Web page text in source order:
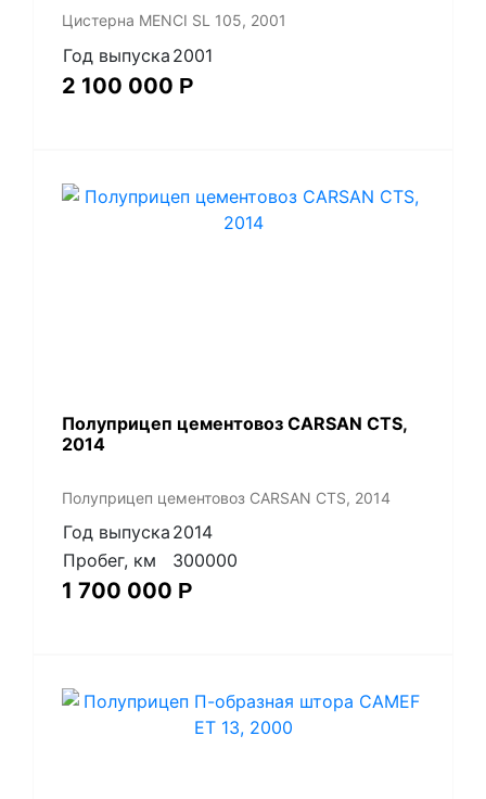
Цистерна MENCI SL 105, 2001
Год выпуска 2001
2 100 000 Р
Полуприцеп цементовоз СARSАN CТS,
2014
Полуприцеп цементовоз СARSАN CТS, 2014
Год выпуска 2014
Пробег, км
300000
1 700 000 Р